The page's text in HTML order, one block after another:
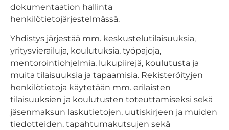
dokumentaation hallinta
henkilötietojärjestelmässä.
Yhdistys järjestää mm. keskustelutilaisuuksia,
yritysvierailuja, koulutuksia, työpajoja,
mentorointiohjelmia, lukupiirejä, koulutusta ja
muita tilaisuuksia ja tapaamisia. Rekisteröityjen
henkilötietoja käytetään mm. erilaisten
tilaisuuksien ja koulutusten toteuttamiseksi sekä
jäsenmaksun laskutietojen, uutiskirjeen ja muiden
tiedotteiden, tapahtumakutsujen sekä